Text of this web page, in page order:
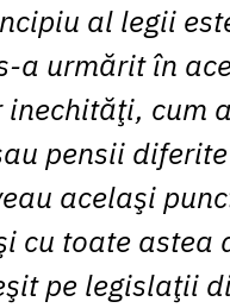
1 XDR= 5.9383
1 ZAR= 0.2318
al legii
a urmărit în
cum
pensii
acelaşi
cu toate astea
pe legislaţii